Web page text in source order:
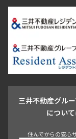
市ヶ
芝浦・汐留・品川
目白
池尻大橋・三軒茶屋
駒沢・用賀・二子玉川
青山 渋谷 東京・
豊島区
杉並区 板
葛飾区
江戸川区
三井不動産グル
につい
住んでからの安心